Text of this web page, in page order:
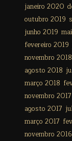
janeiro 2020
outubro 2019
junho 2019
fevereiro 2019
novembro 2018
agosto 2018
março 2018
novembro 2017
agosto 2017
março 2017
novembro 2016